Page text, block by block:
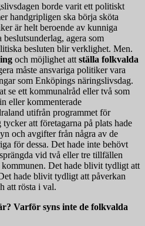
borde varit ett politiskt
handgripligen ska börja sköta
är helt beroende av kunniga
agera som
besluten blir verklighet. Men.
och möjlighet att ställa folkvalda
måste ansvariga politiker vara
som Enköpings näringslivsdag.
se ett kommunalråd eller två som
eller kommenterade
utifrån programmet för
att företagarna på plats hade
och avgifter från några av de
för dessa. Det hade inte behövt
vid två eller tre tillfällen
Det hade blivit tydligt att
hade blivit tydligt att påverkan
att rösta i val.
Varför syns inte de folkvalda